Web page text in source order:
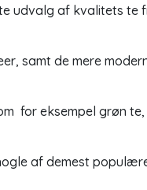
udvalg af kvalitets te
samt de mere
for eksempel grøn te,
af demest